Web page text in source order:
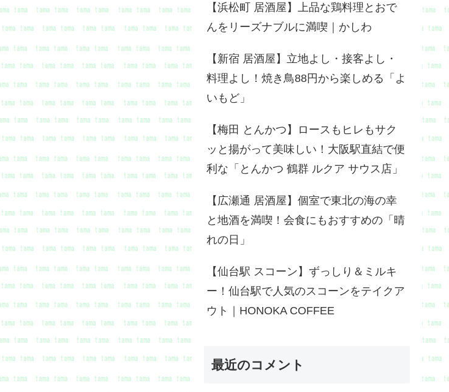
【浜松町 居酒屋】上品な鶏料理とおで
んをリーズナブルに満喫｜かしわ
【新宿 居酒屋】立地よし・接客よし・
料理よし！焼き鳥88円から楽しめる「よ
いもど」
【梅田 とんかつ】ロースもヒレもサク
ッと揚がって美味しい！大阪駅直結で便
利な「とんかつ 鶴群 ルクア サウス店」
【広瀬通 居酒屋】個室で東北の海の幸
と地酒を満喫！会食にもおすすめの「晴
れの日」
【仙台駅 スコーン】ずっしり＆ミルキ
ー！仙台駅で人気のスコーンをテイクア
ウト｜HONOKA COFFEE
最近のコメント